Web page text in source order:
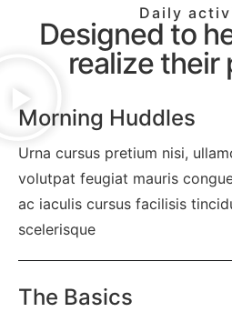
Daily
Designed to
realize their
Morning Huddles
Urna cursus pretium nisi,
volutpat feugiat mauris
ac iaculis cursus facilisis
scelerisque
The Basics